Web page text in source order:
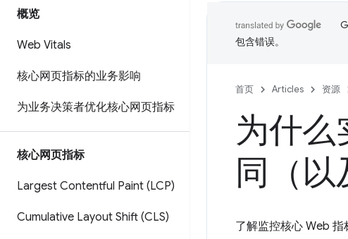
概览
Web Vitals
核心网页指标的业务影响
为业务决策者优化核心网页指标
核心网页指标
Largest Contentful Paint (LCP)
Cumulative Layout Shift (CLS)
包含错误。
首页 Articles 资源
为什么
同（以
了解监控核心 Web 指